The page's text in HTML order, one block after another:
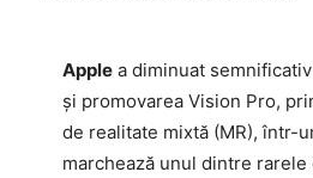
Apple a diminuat
și promovarea Vision Pro,
de realitate mixtă (MR), într-
marchează unul dintre rarele